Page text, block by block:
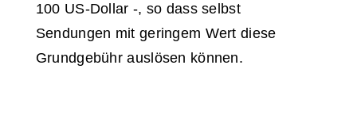
100 US-Dollar -, so dass selbst
Sendungen mit geringem Wert diese
Grundgebühr auslösen können.